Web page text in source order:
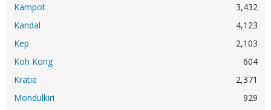
Kampot
3,432
Kandal
4,123
Kep
2,103
Koh Kong
604
Kratie
2,371
Mondulkiri
929